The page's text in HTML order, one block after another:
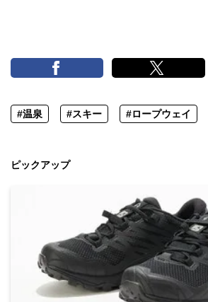
#温泉 #スキー #ロープウェイ
ピックアップ